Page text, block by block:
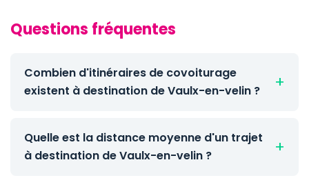
Questions fréquentes
Combien d'itinéraires de covoiturage
existent à destination de Vaulx-en-velin ?
Quelle est la distance moyenne d'un trajet
à destination de Vaulx-en-velin ?